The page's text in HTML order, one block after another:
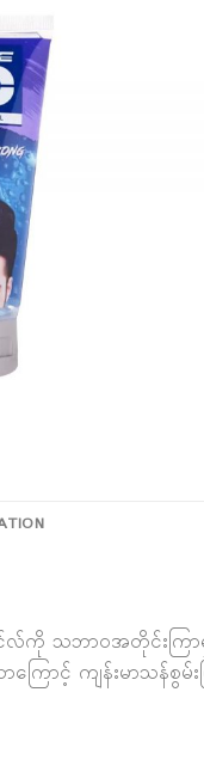
ဘာ၀အတိုင်းကြာရှည်စွ
ောင့် ကျန်းမာသန်စွ